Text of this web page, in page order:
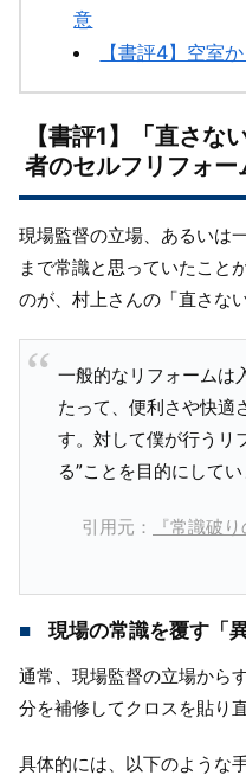
意
【書評4】空室
【書評1】「直さな
者のセルフリフォー
現場監督の立場、あるいは
まで常識と思っていたこと
のが、村上さんの「直さな
一般的なリフォームは
たって、便利さや快適
す。対して僕が行うリ
る”ことを目的にしてい
引用元：
『常識破
現場の常識を覆す「
通常、現場監督の立場から
分を補修してクロスを貼り
具体的には、以下のような